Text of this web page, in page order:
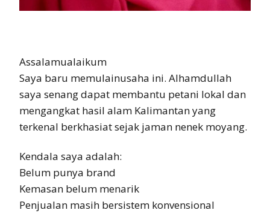
Assalamualaikum
Saya baru memulainusaha ini. Alhamdullah
saya senang dapat membantu petani lokal dan
mengangkat hasil alam Kalimantan yang
terkenal berkhasiat sejak jaman nenek moyang.
Kendala saya adalah:
Belum punya brand
Kemasan belum menarik
Penjualan masih bersistem konvensional